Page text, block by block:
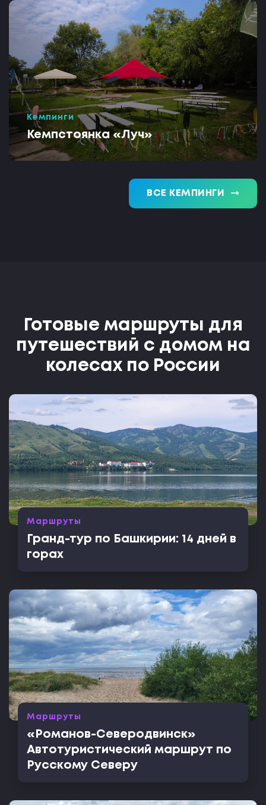
Кемпинги
Кемпстоянка «Луч»
ВСЕ КЕМПИНГИ trending_flat
Готовые маршруты для
путешествий с домом на
колесах по России
Маршруты
Гранд-тур по Башкирии: 14 дней в
горах
Маршруты
«Романов-Северодвинск»
Автотуристический маршрут по
Русскому Северу